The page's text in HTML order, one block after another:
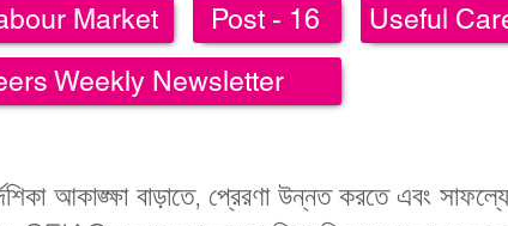
Market Post - 16
Useful
Weekly Newsletter
আকাঙ্ক্ষা বাড়াতে, প্রেরণা উন্নত করতে এবং